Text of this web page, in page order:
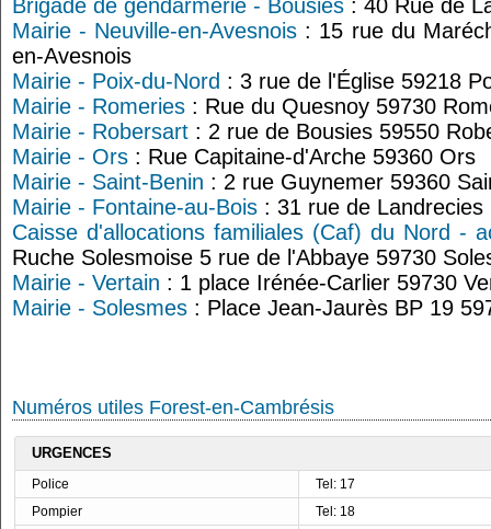
Brigade de gendarmerie - Bousies : 40 Rue de
Mairie - Neuville-en-Avesnois : 15 rue du
en-Avesnois
Mairie - Poix-du-Nord : 3 rue de l'Église 59218
Mairie - Romeries : Rue du Quesnoy 59730
Mairie - Robersart : 2 rue de Bousies 59550
Mairie - Ors : Rue Capitaine-d'Arche 59360 Ors
Mairie - Saint-Benin : 2 rue Guynemer 59360
Mairie - Fontaine-au-Bois : 31 rue de
Caisse d'allocations familiales (Caf) du Nord -
Ruche Solesmoise 5 rue de l'Abbaye 59730
Mairie - Vertain : 1 place Irénée-Carlier 59730
Mairie - Solesmes : Place Jean-Jaurès BP 19
Numéros utiles Forest-en-Cambrésis
URGENCES
Police
Tel: 17
Pompier
Tel: 18